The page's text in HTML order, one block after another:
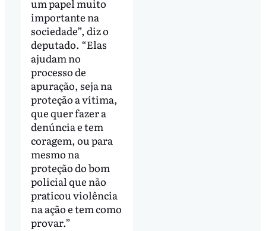
um papel muito
importante na
sociedade”, diz o
deputado. “Elas
ajudam no
processo de
apuração, seja na
proteção a vítima,
que quer fazer a
denúncia e tem
coragem, ou para
mesmo na
proteção do bom
policial que não
praticou violência
na ação e tem como
provar.”